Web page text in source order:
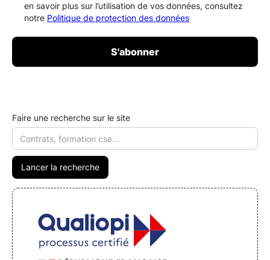
en savoir plus sur l’utilisation de vos données, consultez
notre Politique de protection des données
Faire une recherche sur le site